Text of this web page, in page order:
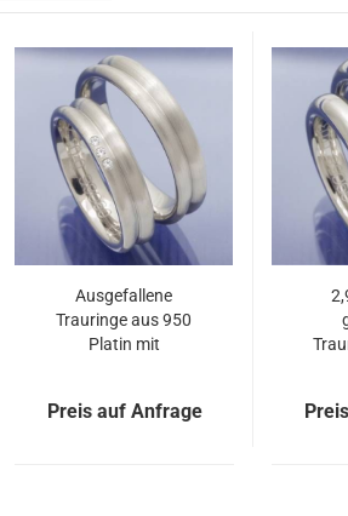
Ausgefallene
Trauringe aus 950
Platin mit
Preis auf Anfrage